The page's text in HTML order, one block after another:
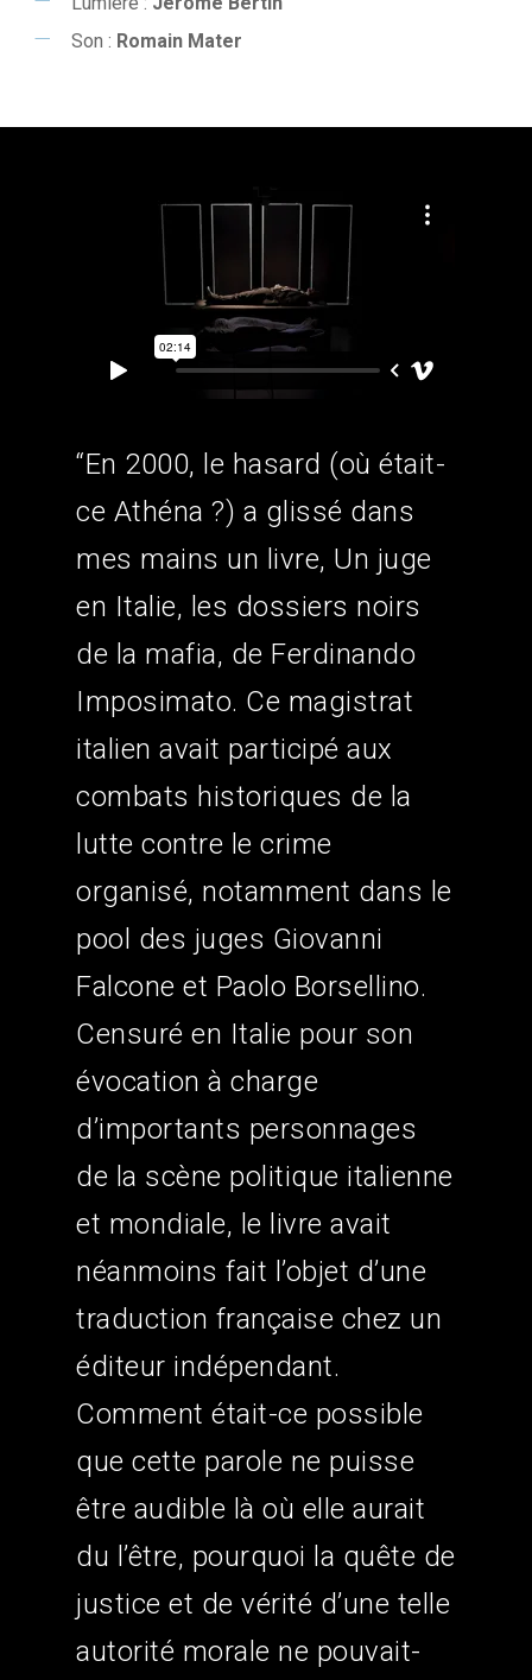
Son : Romain Mater
“En 2000, le hasard (où était-
ce Athéna ?) a glissé dans
mes mains un livre, Un juge
en Italie, les dossiers noirs
de la mafia, de Ferdinando
Imposimato. Ce magistrat
italien avait participé aux
combats historiques de la
lutte contre le crime
organisé, notamment dans le
pool des juges Giovanni
Falcone et Paolo Borsellino.
Censuré en Italie pour son
évocation à charge
d’importants personnages
de la scène politique italienne
et mondiale, le livre avait
néanmoins fait l’objet d’une
traduction française chez un
éditeur indépendant.
Comment était-ce possible
que cette parole ne puisse
être audible là où elle aurait
du l’être, pourquoi la quête de
justice et de vérité d’une telle
autorité morale ne pouvait-